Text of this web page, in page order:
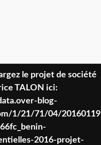
TALON ici:
blog-
1/21/71/04/20160119
2016-projet-